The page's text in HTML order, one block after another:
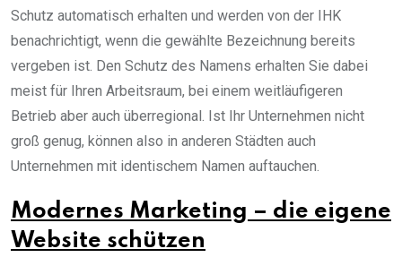
Schutz automatisch erhalten und werden von der IHK
benachrichtigt, wenn die gewählte Bezeichnung bereits
vergeben ist. Den Schutz des Namens erhalten Sie dabei
meist für Ihren Arbeitsraum, bei einem weitläufigeren
Betrieb aber auch überregional. Ist Ihr Unternehmen nicht
groß genug, können also in anderen Städten auch
Unternehmen mit identischem Namen auftauchen.
Modernes Marketing – die eigene
Website schützen